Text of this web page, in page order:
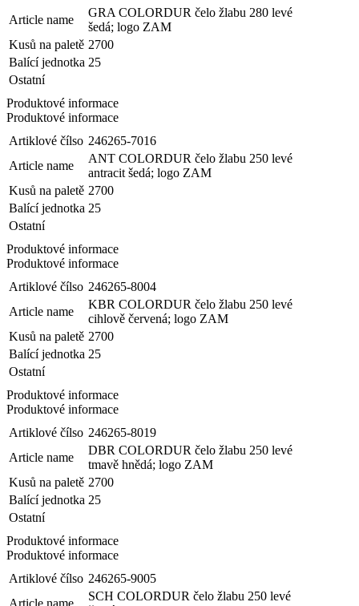
Article name
GRA COLORDUR čelo žlabu 280 levé
šedá; logo ZAM
Kusů na paletě 2700
Balící jednotka 25
Ostatní
Produktové informace
Produktové informace
Artiklové čílso 246265-7016
Article name
ANT COLORDUR čelo žlabu 250 levé
antracit šedá; logo ZAM
Kusů na paletě 2700
Balící jednotka 25
Ostatní
Produktové informace
Produktové informace
Artiklové čílso 246265-8004
Article name
KBR COLORDUR čelo žlabu 250 levé
cihlově červená; logo ZAM
Kusů na paletě 2700
Balící jednotka 25
Ostatní
Produktové informace
Produktové informace
Artiklové čílso 246265-8019
Article name
DBR COLORDUR čelo žlabu 250 levé
tmavě hnědá; logo ZAM
Kusů na paletě 2700
Balící jednotka 25
Ostatní
Produktové informace
Produktové informace
Artiklové čílso 246265-9005
Article name
SCH COLORDUR čelo žlabu 250 levé